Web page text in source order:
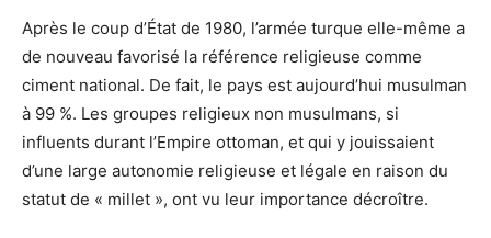
Après le coup d’État de 1980, l’armée turque elle-même a
de nouveau favorisé la référence religieuse comme
ciment national. De fait, le pays est aujourd’hui musulman
à 99 %. Les groupes religieux non musulmans, si
influents durant l’Empire ottoman, et qui y jouissaient
d’une large autonomie religieuse et légale en raison du
statut de « millet », ont vu leur importance décroître.